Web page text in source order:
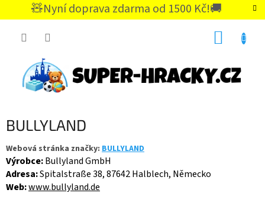
🧸Nyní doprava zdarma od 1500 Kč!🚚
CZK
BULLYLAND
Webová stránka značky: BULLYLAND
Výrobce:Bullyland GmbH
Adresa:Spitalstraße 38, 87642 Halblech, Německo
Web:www.bullyland.de